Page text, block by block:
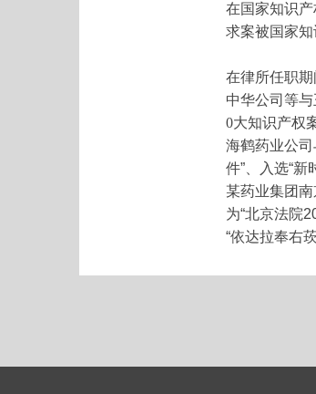
在国家知识
求案被国家知
在律所任职
中华公司等
0大知识产权
海鹤药业公
件”、入选“新
某药业集团
为“北京法院
“依达拉奉右